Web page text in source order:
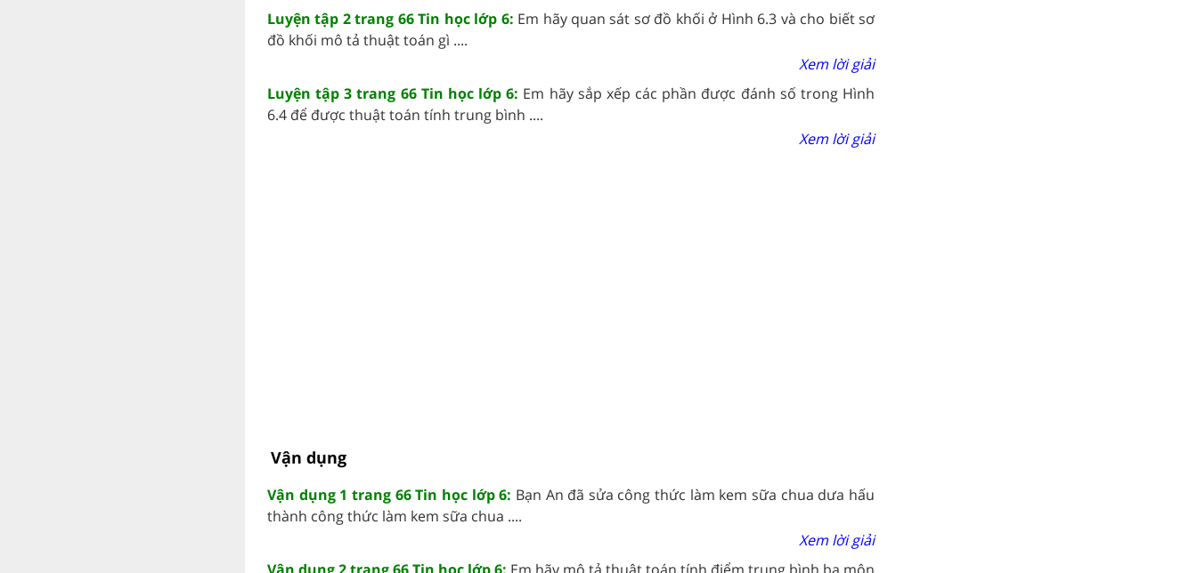
Luyện tập 2 trang 66 Tin học lớp 6: Em hãy quan sát sơ đồ khối ở Hình 6.3 và cho biết sơ
đồ khối mô tả thuật toán gì ....
Xem lời giải
Luyện tập 3 trang 66 Tin học lớp 6: Em hãy sắp xếp các phần được đánh số trong Hình
6.4 để được thuật toán tính trung bình ....
Xem lời giải
Vận dụng
Vận dụng 1 trang 66 Tin học lớp 6: Bạn An đã sửa công thức làm kem sữa chua dưa hấu
thành công thức làm kem sữa chua ....
Xem lời giải